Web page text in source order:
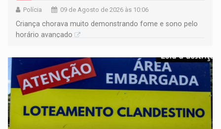
Polícia 09 de Agosto de 2026 às 10:06
Criança chorava muito demonstrando fome e sono pelo
horário avançado